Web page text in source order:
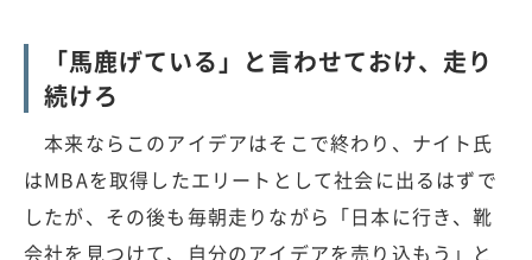
「馬鹿げている」と言わせておけ、走り
続けろ
本来ならこのアイデアはそこで終わり、ナイト氏
はMBAを取得したエリートとして社会に出るはずで
したが、その後も毎朝走りながら「日本に行き、靴
会社を見つけて、自分のアイデアを売り込もう」と